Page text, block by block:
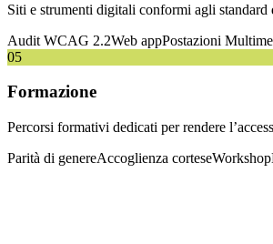
Siti e strumenti digitali conformi agli
Audit WCAG 2.2Web appPostazioni
05
Formazione
Percorsi formativi dedicati per rendere
Parità di genereAccoglienza corteseWorkshop